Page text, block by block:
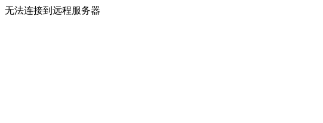
无法连接到远程服务器